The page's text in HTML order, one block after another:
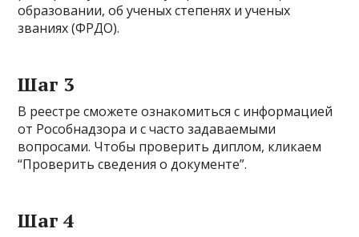
образовании, об ученых степенях и ученых
званиях (ФРДО).
Шаг 3
В реестре сможете ознакомиться с информацией
от Рособнадзора и с часто задаваемыми
вопросами. Чтобы проверить диплом, кликаем
“Проверить сведения о документе”.
Шаг 4